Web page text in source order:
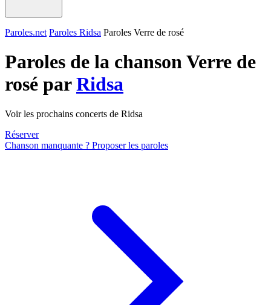
Paroles.net Paroles Ridsa Paroles Verre de rosé
Paroles de la chanson Verre de
rosé parRidsa
Voir les prochains concerts de Ridsa
Réserver
Chanson manquante ? Proposer les paroles